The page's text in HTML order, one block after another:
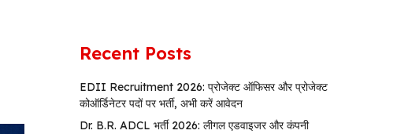
Recent Posts
EDII Recruitment 2026: प्रोजेक्ट ऑफिसर और प्रोजेक्ट
कोऑर्डिनेटर पदों पर भर्ती, अभी करें आवेदन
Dr. B.R. ADCL भर्ती 2026: लीगल एडवाइजर और कंपनी